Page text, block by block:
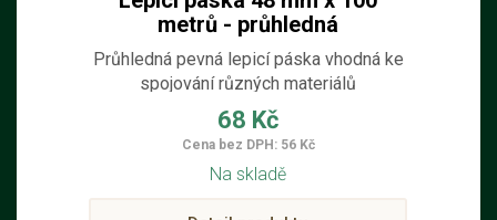
metrů - průhledná
Průhledná pevná lepicí páska vhodná ke
spojování různých materiálů
68 Kč
Cena bez DPH: 56 Kč
Na skladě